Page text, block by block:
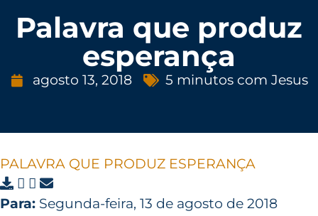
Palavra que produz
esperança
agosto 13, 2018 5 minutos com Jesus
PALAVRA QUE PRODUZ ESPERANÇA
Para: Segunda-feira, 13 de agosto de 2018